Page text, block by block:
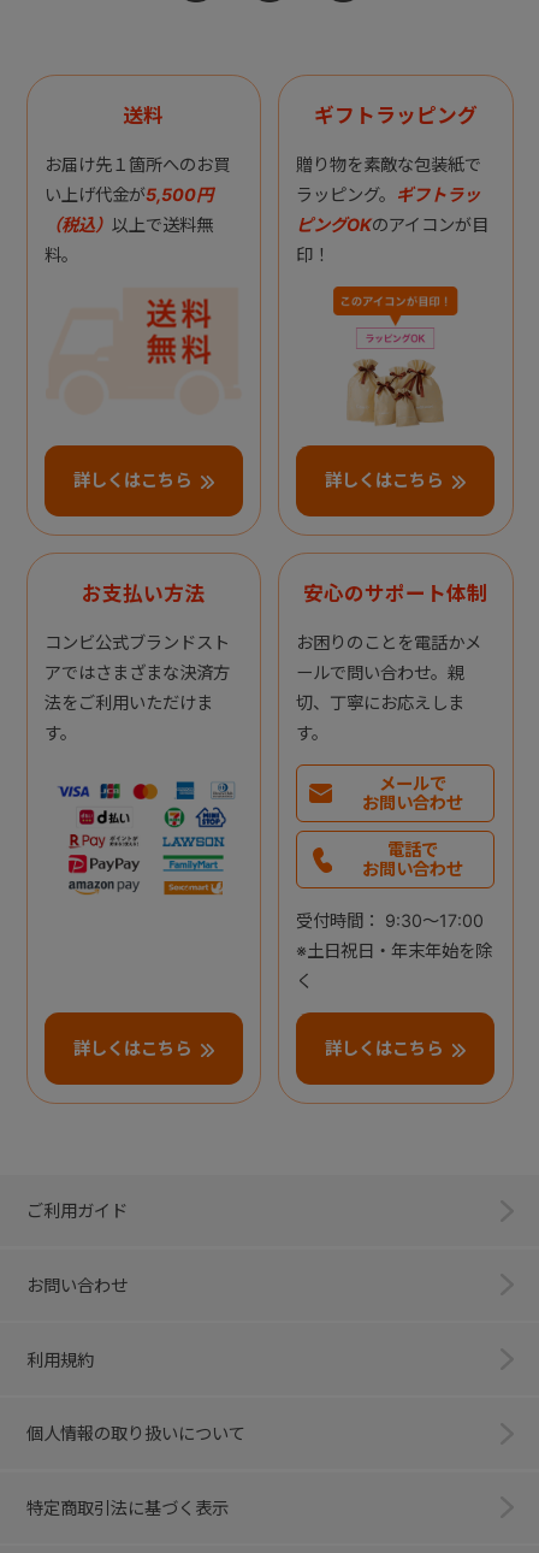
送料
お届け先１箇所へのお買
い上げ代金が5,500円
（税込） 以上で送料無
料。
詳しくはこちら
ギフトラッピング
贈り物を素敵な包装紙で
ラッピング。 ギフトラッ
ピングOKのアイコンが目
印！
詳しくはこちら
お支払い方法
コンビ公式ブランドスト
アではさまざまな決済方
法をご利用いただけま
す。
詳しくはこちら
安心のサポート体制
お困りのことを電話かメ
ールで問い合わせ。親
切、丁寧にお応えしま
す。
メールで
お問い合わせ
電話で
お問い合わせ
受付時間： 9:30～17:00
※土日祝日・年末年始を除
く
詳しくはこちら
ご利用ガイド
お問い合わせ
利用規約
個人情報の取り扱いについて
特定商取引法に基づく表示